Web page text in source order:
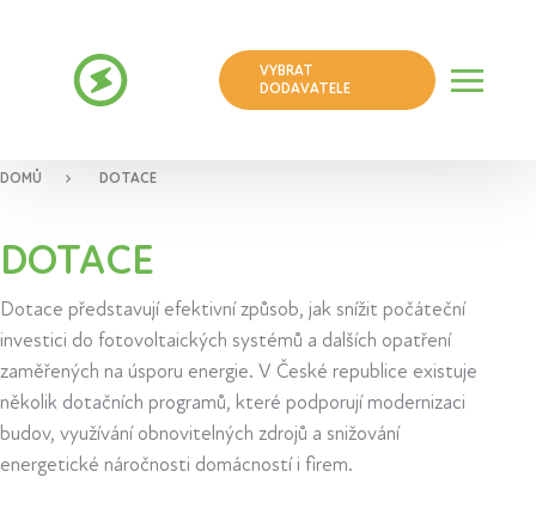
VYBRAT
DODAVATELE
DOMŮ DOTACE
DOTACE
Dotace představují efektivní způsob, jak snížit počáteční
investici do fotovoltaických systémů a dalších opatření
zaměřených na úsporu energie. V České republice existuje
několik dotačních programů, které podporují modernizaci
budov, využívání obnovitelných zdrojů a snižování
energetické náročnosti domácností i firem.